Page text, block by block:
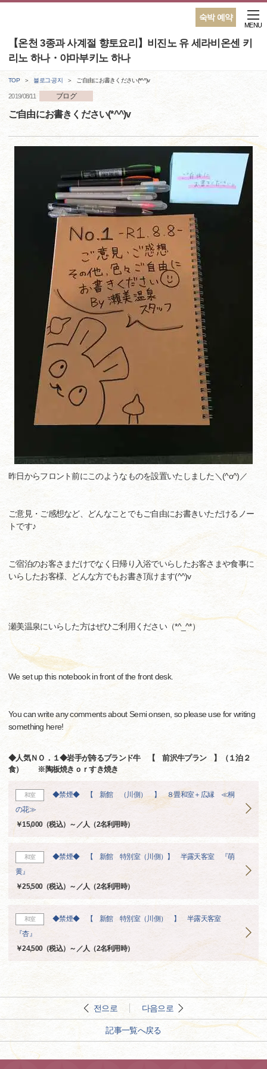
숙박 예약
【온천 3종과 사계절 향토요리】비진노 유 세라비온센 키
리노 하나・야마부키노 하나
MENU
TOP 블로그·공지 ご自由にお書きください(*^^)v
2019/08/11 ブログ
ご自由にお書きください(*^^)v
昨日からフロント前にこのようなものを設置いたしました＼(^o^)／
ご意見・ご感想など、どんなことでもご自由にお書きいただけるノー
トです♪
ご宿泊のお客さまだけでなく日帰り入浴でいらしたお客さまや食事に
いらしたお客様、どんな方でもお書き頂けます(^^)v
瀬美温泉にいらした方はぜひご利用ください（*^_^*）
We set up this notebook in front of the front desk.
You can write any comments about Semi onsen, so please use for writing
something here!
◆人気ＮＯ．１◆岩手が誇るブランド牛 【 前沢牛プラン 】（１泊２
食） ※陶板焼きｏｒすき焼き
和室
◆禁煙◆ 【 新館 （川側） 】 ８畳和室＋広縁 ≪桐
の花≫
￥15,000（税込）～／人（2名利用時）
和室
◆禁煙◆ 【 新館 特別室（川側）】 半露天客室 『萌
黄』
￥25,500（税込）～／人（2名利用時）
和室
◆禁煙◆ 【 新館 特別室（川側） 】 半露天客室
『杏』
￥24,500（税込）～／人（2名利用時）
전으로 다음으로
記事一覧へ戻る